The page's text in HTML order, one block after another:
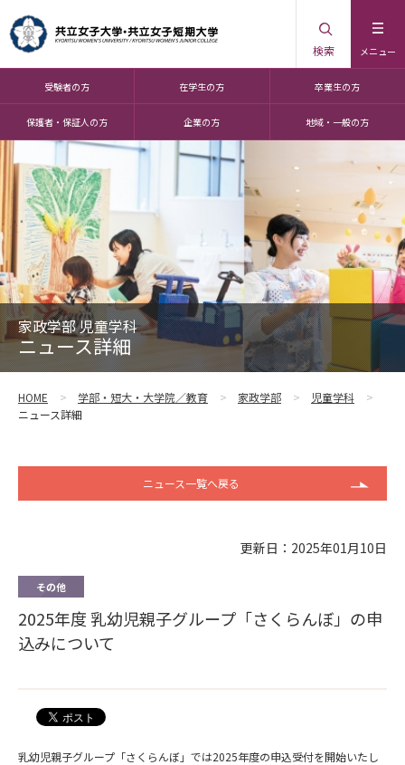
メニュー
検索
受験者の方 在学生の方 卒業生の方
保護者・保証人の方 企業の方 地域・一般の方
家政学部 児童学科
ニュース詳細
HOME 学部・短大・大学院／教育 家政学部
児童学科
ニュース詳細
ニュース一覧へ戻る
更新日：2025年01月10日
その他
2025年度 乳幼児親子グループ「さくらんぼ」の申
込みについて
乳幼児親子グループ「さくらんぼ」では2025年度の申込受付を開始いたし